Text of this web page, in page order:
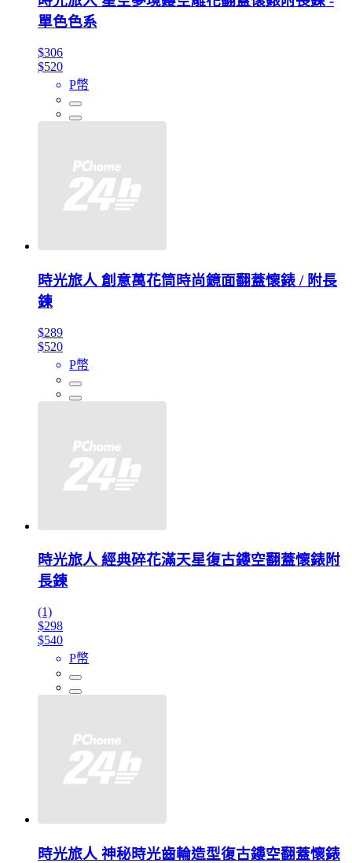
單色色系
$306
$520
P幣
時光旅人 創意萬花筒時尚鏡面翻蓋懷錶 / 附長
鍊
$289
$520
P幣
時光旅人 經典碎花滿天星復古鏤空翻蓋懷錶附
長鍊
(1)
$298
$540
P幣
時光旅人 神秘時光齒輪造型復古鏤空翻蓋懷錶